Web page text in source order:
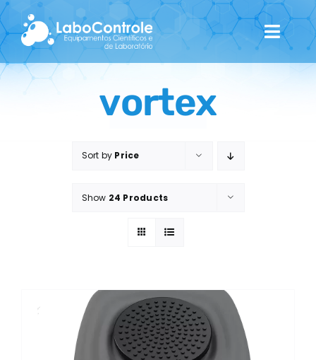
Skip
to
content
Catálogo
Contactos
vortex
Sort by Price
Show 24 Products